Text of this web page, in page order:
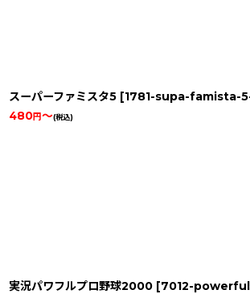
スーパーファミスタ5 [1781-supa-famista-
480円～(税込)
実況パワフルプロ野球2000 [7012-